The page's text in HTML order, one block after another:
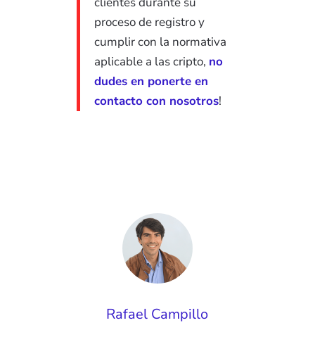
proceso de registro y
cumplir con la normativa
aplicable a las cripto, no
dudes en ponerte en
contacto con nosotros!
Rafael Campillo